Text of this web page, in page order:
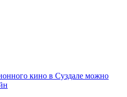
кино в Суздале можно